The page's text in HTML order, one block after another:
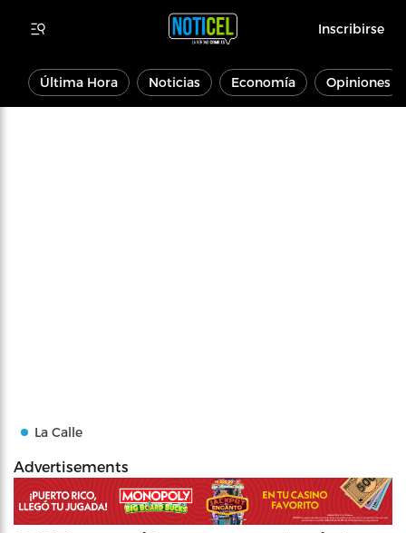
Inscribirse
Última Hora Noticias Economía Opiniones
La Calle
Advertisements